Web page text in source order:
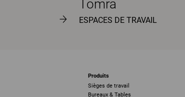
Tomra
ESPACES DE TRAVAIL
Produits
Sièges de travail
Bureaux & Tables